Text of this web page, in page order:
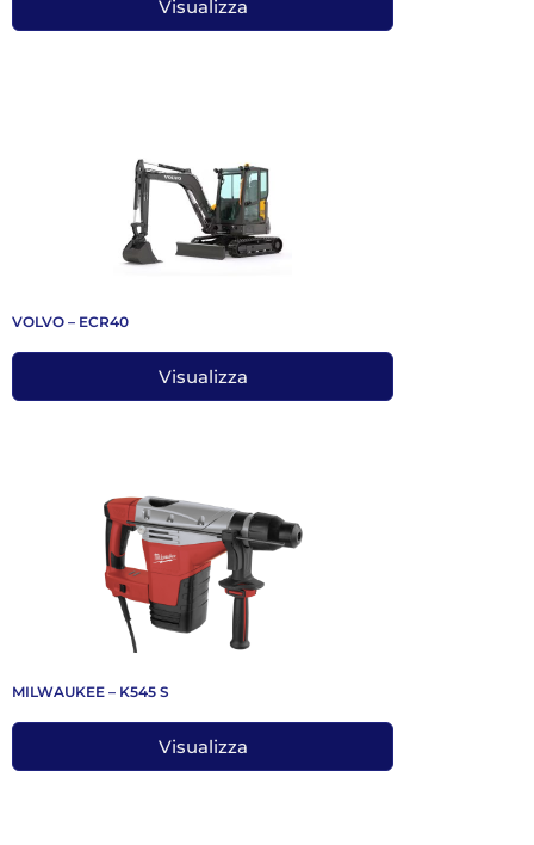
Visualizza
VOLVO – ECR40
Visualizza
MILWAUKEE – K545 S
Visualizza